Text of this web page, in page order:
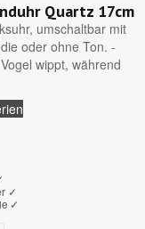
Quartz 17cm
umschaltbar mit
oder ohne Ton. -
wippt, während
✓
✓